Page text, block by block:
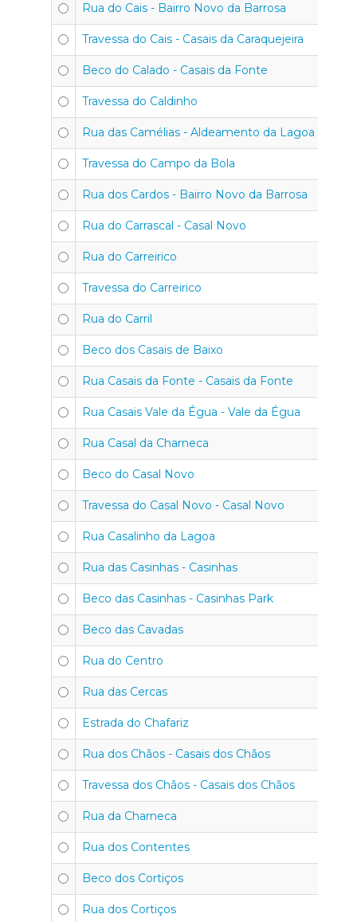
Rua do Cais - Bairro Novo da Barrosa
Travessa do Cais - Casais da Caraquejeira
Beco do Calado - Casais da Fonte
Travessa do Caldinho
Rua das Camélias - Aldeamento da Lagoa
Travessa do Campo da Bola
Rua dos Cardos - Bairro Novo da Barrosa
Rua do Carrascal - Casal Novo
Rua do Carreirico
Travessa do Carreirico
Rua do Carril
Beco dos Casais de Baixo
Rua Casais da Fonte - Casais da Fonte
Rua Casais Vale da Égua - Vale da Égua
Rua Casal da Charneca
Beco do Casal Novo
Travessa do Casal Novo - Casal Novo
Rua Casalinho da Lagoa
Rua das Casinhas - Casinhas
Beco das Casinhas - Casinhas Park
Beco das Cavadas
Rua do Centro
Rua das Cercas
Estrada do Chafariz
Rua dos Chãos - Casais dos Chãos
Travessa dos Chãos - Casais dos Chãos
Rua da Charneca
Rua dos Contentes
Beco dos Cortiços
Rua dos Cortiços